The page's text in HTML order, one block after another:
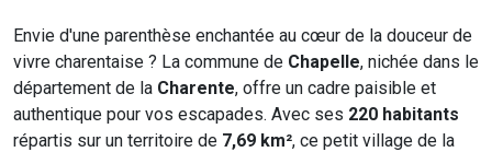
Envie d'une parenthèse enchantée au cœur de la douceur de
vivre charentaise ? La commune de Chapelle, nichée dans le
département de la Charente, offre un cadre paisible et
authentique pour vos escapades. Avec ses 220 habitants
répartis sur un territoire de 7,69 km², ce petit village de la